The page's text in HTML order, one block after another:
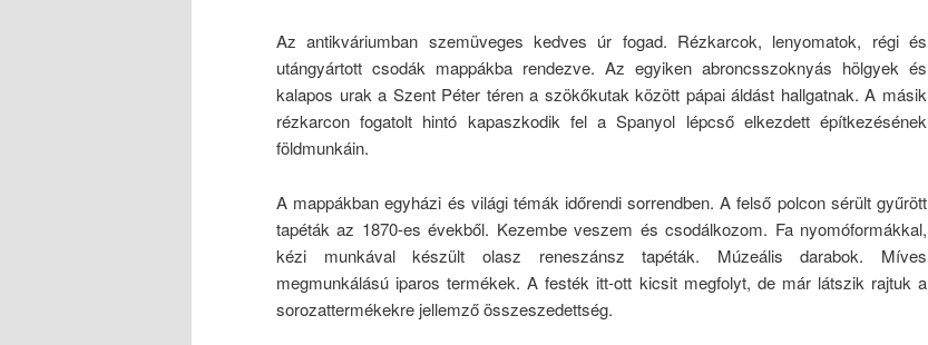
Az antikváriumban szemüveges kedves úr fogad. Rézkarcok, lenyomatok, régi és
utángyártott csodák mappákba rendezve. Az egyiken abroncsszoknyás hölgyek és
kalapos urak a Szent Péter téren a szökőkutak között pápai áldást hallgatnak. A másik
rézkarcon fogatolt hintó kapaszkodik fel a Spanyol lépcső elkezdett építkezésének
földmunkáin.
A mappákban egyházi és világi témák időrendi sorrendben. A felső polcon sérült gyűrött
tapéták az 1870-es évekből. Kezembe veszem és csodálkozom. Fa nyomóformákkal,
kézi munkával készült olasz reneszánsz tapéták. Múzeális darabok. Míves
megmunkálású iparos termékek. A festék itt-ott kicsit megfolyt, de már látszik rajtuk a
sorozattermékekre jellemző összeszedettség.